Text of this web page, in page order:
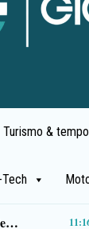
Turismo &
Serie C, ecco il calendario della Salernitana: debutto all’Arechi contro il Sorrento